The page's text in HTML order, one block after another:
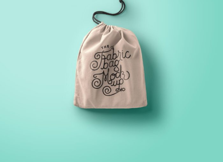
FINANCIAL MONITORING